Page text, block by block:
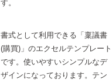
す。
書式として利用できる「稟議書
(購買)」のエクセルテンプレート
です。使いやすいシンプルなデ
ザインになっております。テン